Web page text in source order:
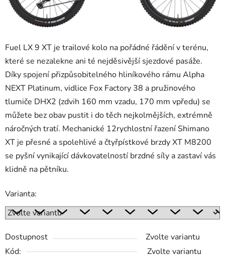
Fuel LX 9 XT je trailové kolo na pořádné řádění v terénu,
které se nezalekne ani té nejděsivější sjezdové pasáže.
Díky spojení přizpůsobitelného hliníkového rámu Alpha
NEXT Platinum, vidlice Fox Factory 38 a pružinového
tlumiče DHX2 (zdvih 160 mm vzadu, 170 mm vpředu) se
můžete bez obav pustit i do těch nejkolmějších, extrémně
náročných tratí. Mechanické 12rychlostní řazení Shimano
XT je přesné a spolehlivé a čtyřpístkové brzdy XT M8200
se pyšní vynikající dávkovatelností brzdné síly a zastaví vás
klidně na pětníku.
Varianta:
Dostupnost
Zvolte variantu
Kód:
Zvolte variantu